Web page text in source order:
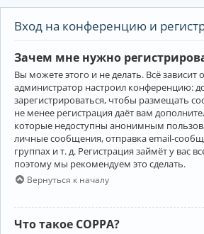
Вход на конференцию и
Зачем мне нужно
Вы можете этого и не делать. Всё зависит
администратор настроил конференцию:
зарегистрироваться, чтобы размещать
не менее регистрация даёт вам
которые недоступны анонимным
личные сообщения, отправка email-
группах и т. д. Регистрация займёт у вас
поэтому мы рекомендуем это сделать.
Вернуться к началу
Что такое COPPA?